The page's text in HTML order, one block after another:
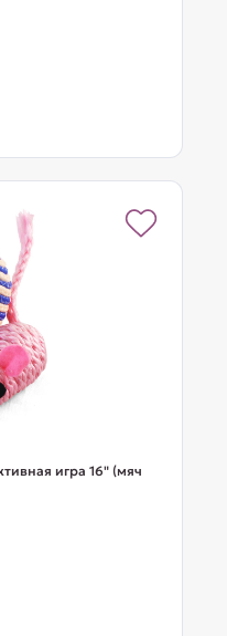
игра 16" (мяч